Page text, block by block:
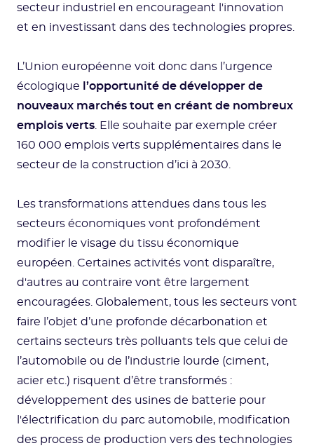
secteur industriel en encourageant l'innovation
et en investissant dans des technologies propres.
L’Union européenne voit donc dans l’urgence
écologique
l’opportunité de développer de
nouveaux marchés tout en créant de nombreux
emplois verts . Elle souhaite par exemple créer
160 000 emplois verts supplémentaires dans le
secteur de la construction d’ici à 2030.
Les transformations attendues dans tous les
secteurs économiques vont profondément
modifier le visage du tissu économique
européen. Certaines activités vont disparaître,
d'autres au contraire vont être largement
encouragées. Globalement, tous les secteurs vont
faire l’objet d’une profonde décarbonation et
certains secteurs très polluants tels que celui de
l’automobile ou de l’industrie lourde (ciment,
acier etc.) risquent d’être transformés :
développement des usines de batterie pour
l'électrification du parc automobile, modification
des process de production vers des technologies